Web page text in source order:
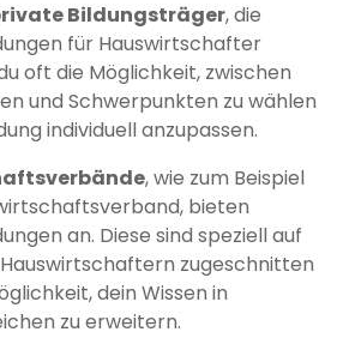
Bildungsträger, die
für Hauswirtschafter
oft die Möglichkeit, zwischen
und Schwerpunkten zu wählen
individuell anzupassen.
, wie zum Beispiel
bieten
an. Diese sind speziell auf
zugeschnitten
dein Wissen in
zu erweitern.